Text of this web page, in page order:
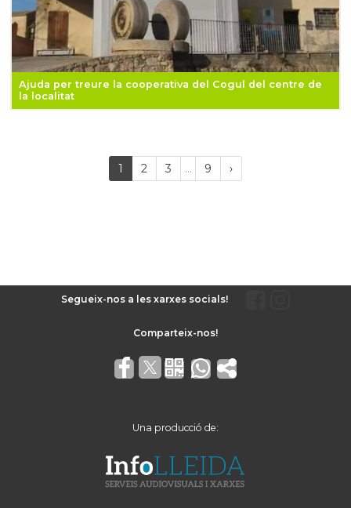
Ajuda per treure la cooperativa del Cogul del centre de
la localitat
1 (current)
2 3 ... 9 ›Próxima
página
Segueix-nos a les xarxes socials!
Una producció de: